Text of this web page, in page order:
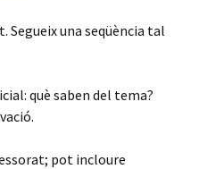
Segueix una seqüència tal
què saben del tema?
pot incloure